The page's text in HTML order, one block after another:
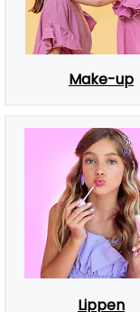
Make-up
Lippen